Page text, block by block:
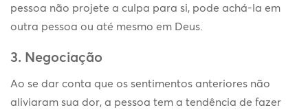
pessoa não projete a culpa para si, pode achá-la em
outra pessoa ou até mesmo em Deus.
3. Negociação
Ao se dar conta que os sentimentos anteriores não
aliviaram sua dor, a pessoa tem a tendência de fazer